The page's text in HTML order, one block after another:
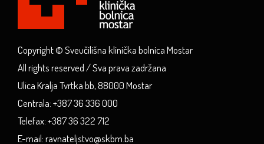
Copyright © Sveučilišna klinička bolnica Mostar
All rights reserved / Sva prava zadržana
Ulica Kralja Tvrtka bb, 88000 Mostar
Centrala: +387 36 336 000
Telefax: +387 36 322 712
E-mail: ravnateljstvo@skbm.ba